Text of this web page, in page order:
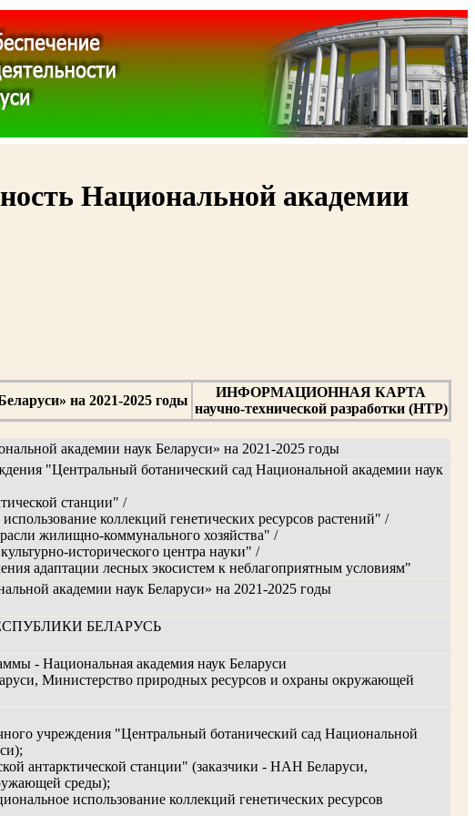
Национальной академии
на 2021-2025 годы
ИНФОРМАЦИОННАЯ КАРТА
научно-технической разработки (НТР)
академии наук Беларуси» на 2021-2025 годы
"Центральный ботанический сад Национальной академии наук
станции" /
коллекций генетических ресурсов растений" /
жилищно-коммунального хозяйства" /
исторического центра науки" /
адаптации лесных экосистем к неблагоприятным условиям"
академии наук Беларуси» на 2021-2025 годы
БЕЛАРУСЬ
- Национальная академия наук Беларуси
Министерство природных ресурсов и охраны окружающей
учреждения "Центральный ботанический сад Национальной
антарктической станции" (заказчики - НАН Беларуси,
среды);
использование коллекций генетических ресурсов